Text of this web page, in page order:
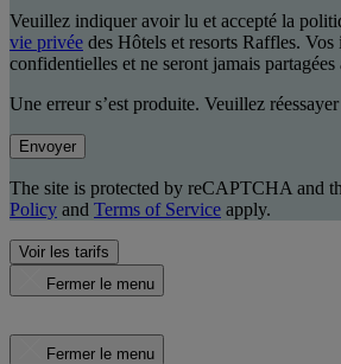
Veuillez indiquer avoir lu et accepté la
vie privée des Hôtels et resorts Raffles.
confidentielles et ne seront jamais partagées
Une erreur s’est produite. Veuillez
Envoyer
The site is protected by reCAPTCHA and
Policy and Terms of Service apply.
Voir les tarifs
Fermer le menu
Fermer le menu